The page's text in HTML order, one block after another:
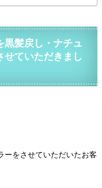
黒髪戻し・ナチュ
せていただきまし
ーをさせていただいたお客